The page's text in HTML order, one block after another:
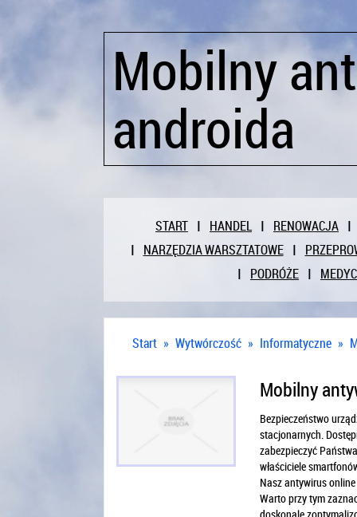
Mobilny
androida
START HANDEL
RENOWACJA
NARZĘDZIA WARSZTATOWE
PODRÓŻE
Start » Wytwórczość » Informatyczne »
Mobilny
Bezpieczeństwo
stacjonarnych.
zabezpieczyć
właściciele
Nasz antywirus
Warto przy tym